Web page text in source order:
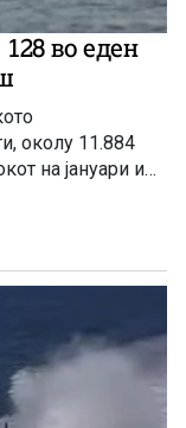
во еден
околу 11.884
на јануари и